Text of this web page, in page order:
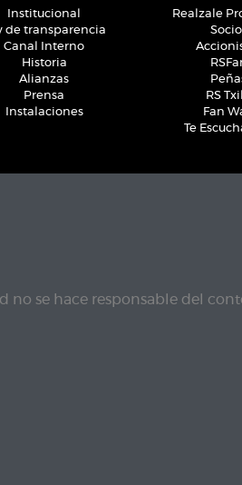
Institucional
de transparencia
Canal Interno
Historia
Alianzas
Prensa
Instalaciones
Realzale
RS
Fan
Te
no se hace responsable del